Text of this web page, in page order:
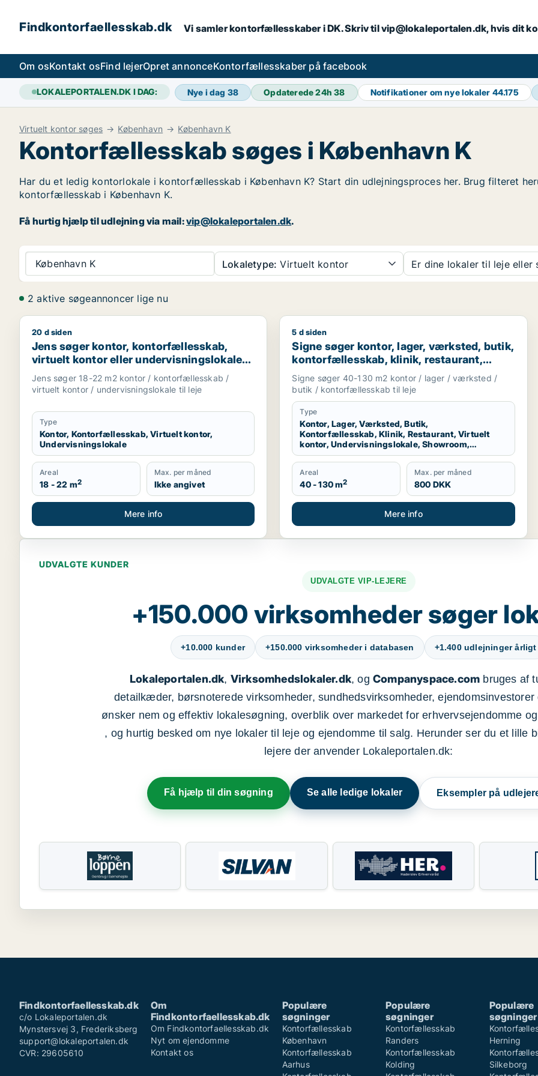
Findkontorfaellesskab.dk Vi samler kontorfællesskaber i DK. Skriv til vip@lokaleportalen.dk, hvis dit
Om osKontakt osFind lejerOpret annonceKontorfællesskaber på facebook
LOKALEPORTALEN.DK I DAG: Nye i dag 38 Opdaterede 24h38 Notifikationer om nye lokaler 44.175
Virtuelt kontor søges København København K
Kontorfællesskab søges i København K
Har du et ledig kontorlokale i kontorfællesskab i København K? Start din udlejningsproces her. Brug filteret
kontorfællesskab i København K.
Få hurtig hjælp til udlejning via mail:vip@lokaleportalen.dk.
København K Lokaletype: Virtuelt kontor Er dine lokaler til leje eller
2 aktive søgeannoncer lige nu
Jens søger kontor, kontorfællesskab, virtuelt kontor eller undervisningslokale til leje i København K,
20 d siden
Jens søger kontor, kontorfællesskab,
virtuelt kontor eller undervisningslokale
til leje i København K, Vesterbro eller
Frederiksberg m.fl.
Jens søger 18-22 m2 kontor / kontorfællesskab /
virtuelt kontor / undervisningslokale til leje
Type
Kontor, Kontorfællesskab, Virtuelt kontor,
Undervisningslokale
Areal
18 - 22 m2
Max. per måned
Ikke angivet
Mere info
Signe søger kontor, lager, værksted, butik,
5 d siden
Signe søger kontor, lager, værksted, butik,
kontorfællesskab, klinik, restaurant,
virtuelt kontor, undervisningslokale,
showroom, erhvervsgrund,
produktionslokaler eller garage til leje i
København K, Virum eller Helsingør m.fl.
Signe søger 40-130 m2 kontor / lager / værksted /
butik / kontorfællesskab til leje
Type
Kontor, Lager, Værksted, Butik,
Kontorfællesskab, Klinik, Restaurant, Virtuelt
kontor, Undervisningslokale, Showroom,
Erhvervsgrund, Produktionslokaler, Garage
Areal
40 - 130 m2
Max. per måned
800 DKK
Mere info
UDVALGTE KUNDER
UDVALGTE VIP-LEJERE
+150.000 virksomheder søger
+10.000 kunder +150.000 virksomheder i databasen +1.400 udlejninger årligt
Lokaleportalen.dk, Virksomhedslokaler.dk, og Companyspace.com bruges af
detailkæder, børsnoterede virksomheder, sundhedsvirksomheder, ejendomsinvestorer
ønsker nem og effektiv lokalesøgning, overblik over markedet for erhvervsejendomme
, og hurtig besked om nye lokaler til leje og ejendomme til salg. Herunder ser du et lille
lejere der anvender Lokaleportalen.dk:
Få hjælp til din søgning Se alle ledige lokaler Eksempler på
Findkontorfaellesskab.dk
c/o Lokaleportalen.dk
Mynstersvej 3, Frederiksberg
support@lokaleportalen.dk
CVR: 29605610
Om
Findkontorfaellesskab.dk
Om Findkontorfaellesskab.dk
Nyt om ejendomme
Kontakt os
Populære
søgninger
Kontorfællesskab
København
Kontorfællesskab
Aarhus
Populære
søgninger
Kontorfællesskab
Randers
Kontorfællesskab
Kolding
Populære
søgninger
Herning
Silkeborg